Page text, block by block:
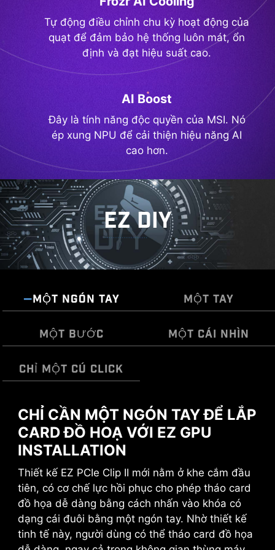
Tự động điều chỉnh chu kỳ hoạt động của
quạt để đảm bảo hệ thống luôn mát, ổn
định và đạt hiệu suất cao.
AI Boost
Đây là tính năng độc quyền của MSI. Nó
ép xung NPU để cải thiện hiệu năng AI
cao hơn.
EZ DIY
MỘT NGÓN TAY MỘT TAY
MỘT BƯỚC MỘT CÁI NHÌN
CHỈ MỘT CÚ CLICK
CHỈ CẦN MỘT NGÓN TAY ĐỂ LẮP
CARD ĐỒ HOẠ VỚI EZ GPU
INSTALLATION
Thiết kế EZ PCIe Clip II mới nằm ở khe cắm đầu
tiên, có cơ chế lực hồi phục cho phép tháo card
đồ họa dễ dàng bằng cách nhấn vào khóa có
dạng cái đuôi bằng một ngón tay. Nhờ thiết kế
tinh tế này, người dùng có thể tháo card đồ họa
EZ MOUNTING
Mạch điện của bo mạch chủ MSI đảm bảo các
khu vực tiếp xúc với vỏ máy luôn sạch sẽ và an
toàn. Hơn nữa, lớp sơn bảo vệ được in xung
quanh mỗi lỗ vít để ngăn ngừa các bộ phận bị
trầy xước hoặc hư hỏng trên bo mạch chủ.
MSI EZ Antenna giúp quá trình này trở nên dễ
dàng hơn bằng cách chỉ cần vặn lẫy vào bo
mạch chủ mà không cần xoay.
EZ DEBUG LED
ÉP XUNG DỄ DÀNG VỚI EZ
OVERCLOCKING
một số người, MSI Click BIOS X giúp thao tác
này dễ tiếp cận hơn với nhiều tính năng ép xung
chỉ bằng một cú nhấp chuột cho cả bộ xử lý và
bộ nhớ, cho phép người dùng dễ dàng nâng cao
hiệu suất hệ thống mà không cần phải tìm hiểu